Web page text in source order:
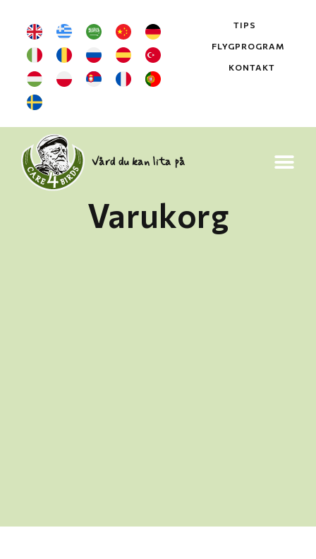
TIPS
FLYGPROGRAM
KONTAKT
Vård du kan lita på
Varukorg